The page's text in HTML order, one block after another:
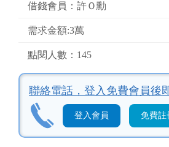
借錢會員：許Ｏ勳
需求金額:3萬
點閱人數：145
聯絡電話， 登入免費會員後
登入會員 免費註